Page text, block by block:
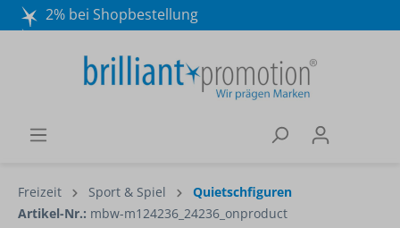
2% bei Shopbestellung
Wir beraten Sie gerne:
040 / 570 18 25 70
Freizeit Sport & Spiel
Quietschfiguren
Artikel-Nr.: mbw-m124236_24236_onproduct